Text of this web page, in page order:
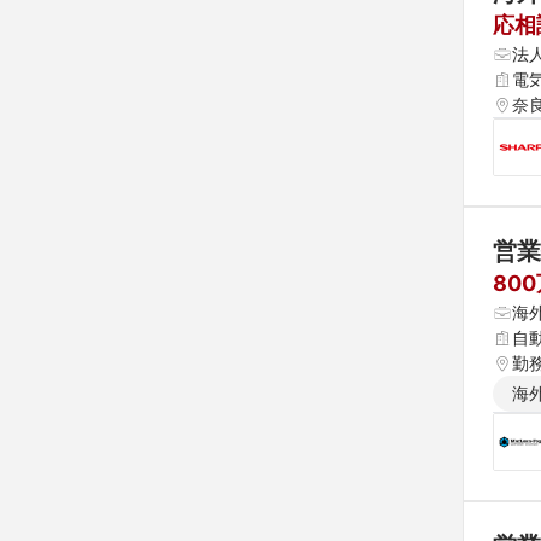
応相
法
電
奈
営
800
海
自
勤
海